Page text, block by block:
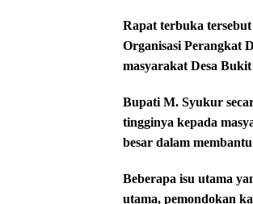
Rapat terbuka
Organisasi Perangkat
masyarakat Desa
Bupati M. Syukur
tingginya kepada
besar dalam
Beberapa isu utama
utama, pemondokan